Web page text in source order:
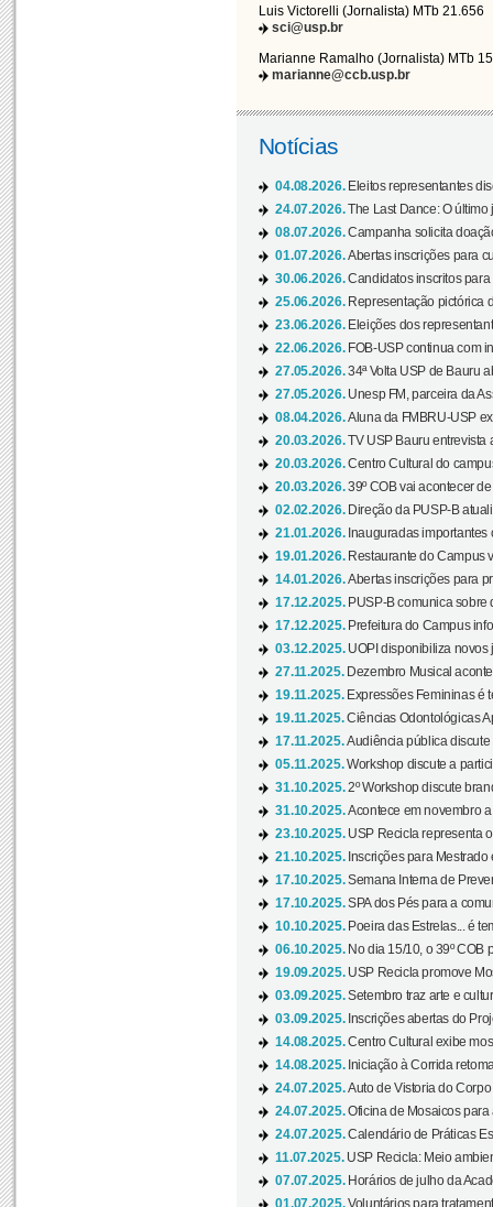
Luis Victorelli (Jornalista) MTb 21.656
sci@usp.br
Marianne Ramalho (Jornalista) MTb
marianne@ccb.usp.br
Notícias
04.08.2026. Eleitos representantes
24.07.2026.The Last Dance: O
08.07.2026.Campanha solicita
01.07.2026.Abertas inscrições para
30.06.2026.Candidatos inscritos
25.06.2026. Representação pictórica
23.06.2026. Eleições dos
22.06.2026. FOB-USP continua com
27.05.2026.34ª Volta USP de Bauru
27.05.2026. Unesp FM, parceira da
08.04.2026.Aluna da FMBRU-USP
20.03.2026.TV USP Bauru entrevista
20.03.2026.Centro Cultural do
20.03.2026.39º COB vai acontecer
02.02.2026. Direção da PUSP-B
21.01.2026. Inauguradas
19.01.2026. Restaurante do Campus
14.01.2026.Abertas inscrições para
17.12.2025. PUSP-B comunica sobre
17.12.2025. Prefeitura do Campus
03.12.2025. UOPI disponibiliza novos
27.11.2025. Dezembro Musical
19.11.2025. Expressões Femininas é
19.11.2025.Ciências Odontológicas
17.11.2025.Audiência pública
05.11.2025.Workshop discute a
31.10.2025.2º Workshop discute
31.10.2025.Acontece em novembro
23.10.2025. USP Recicla representa
21.10.2025. Inscrições para
17.10.2025.Semana Interna de
17.10.2025.SPA dos Pés para a
10.10.2025. Poeira das Estrelas... é
06.10.2025. No dia 15/10, o 39º COB
19.09.2025. USP Recicla promove
03.09.2025.Setembro traz arte e
03.09.2025. Inscrições abertas do
14.08.2025.Centro Cultural exibe
14.08.2025. Iniciação à Corrida
24.07.2025.Auto de Vistoria do
24.07.2025.Oficina de Mosaicos
24.07.2025.Calendário de Práticas
11.07.2025. USP Recicla: Meio
07.07.2025. Horários de julho da
01.07.2025.Voluntários para